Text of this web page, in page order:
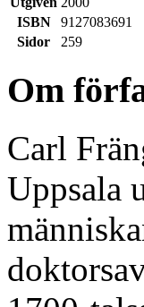
ISBN
9127083691
Sidor
259
Om
Carl
Uppsala